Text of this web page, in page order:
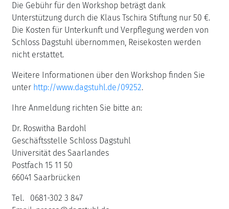
Die Gebühr für den Workshop beträgt dank
Unterstützung durch die Klaus Tschira Stiftung nur 50 €.
Die Kosten für Unterkunft und Verpflegung werden von
Schloss Dagstuhl übernommen, Reisekosten werden
nicht erstattet.
Weitere Informationen über den Workshop finden Sie
unter http://www.dagstuhl.de/09252.
Ihre Anmeldung richten Sie bitte an:
Dr. Roswitha Bardohl
Geschäftsstelle Schloss Dagstuhl
Universität des Saarlandes
Postfach 15 11 50
66041 Saarbrücken
Tel. 0681-302 3 847